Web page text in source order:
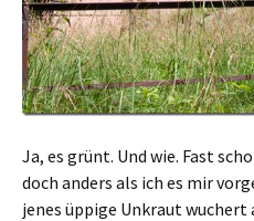
Ja, es grünt. Und wie. Fast
doch anders als ich es mir
jenes üppige Unkraut wuchert